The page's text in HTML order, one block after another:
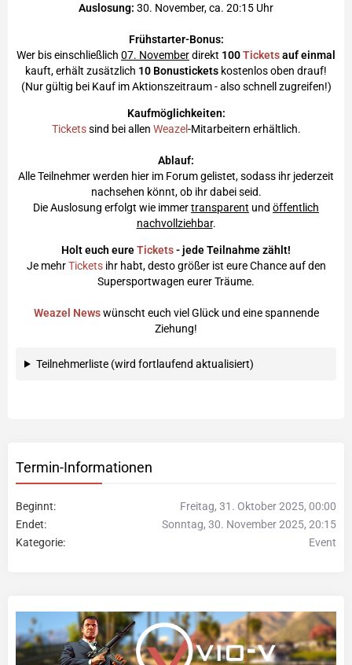
Auslosung: 30. November, ca. 20:15 Uhr
Frühstarter-Bonus:
Wer bis einschließlich 07. Novemberdirekt 100Ticketsauf einmal
kauft, erhält zusätzlich 10 Bonustickets kostenlos oben drauf!
(Nur gültig bei Kauf im Aktionszeitraum - also schnell zugreifen!)
Kaufmöglichkeiten:
Ticketssind bei allen Weazel-Mitarbeitern erhältlich.
Ablauf:
Alle Teilnehmer werden hier im Forum gelistet, sodass ihr jederzeit
nachsehen könnt, ob ihr dabei seid.
Die Auslosung erfolgt wie immertransparent und öffentlich
nachvollziehbar.
Holt euch eureTickets- jede Teilnahme zählt!
Je mehrTicketsihr habt, desto größer ist eure Chance auf den
Supersportwagen eurer Träume.
Weazel Newswünscht euch viel Glück und eine spannende
Ziehung!
Teilnehmerliste (wird fortlaufend aktualisiert)
Termin-Informationen
Beginnt
Freitag, 31. Oktober 2025, 00:00
Endet
Sonntag, 30. November 2025, 20:15
Kategorie
Event